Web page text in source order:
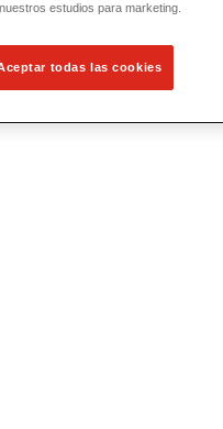
estudios para marketing.
todas las cookies